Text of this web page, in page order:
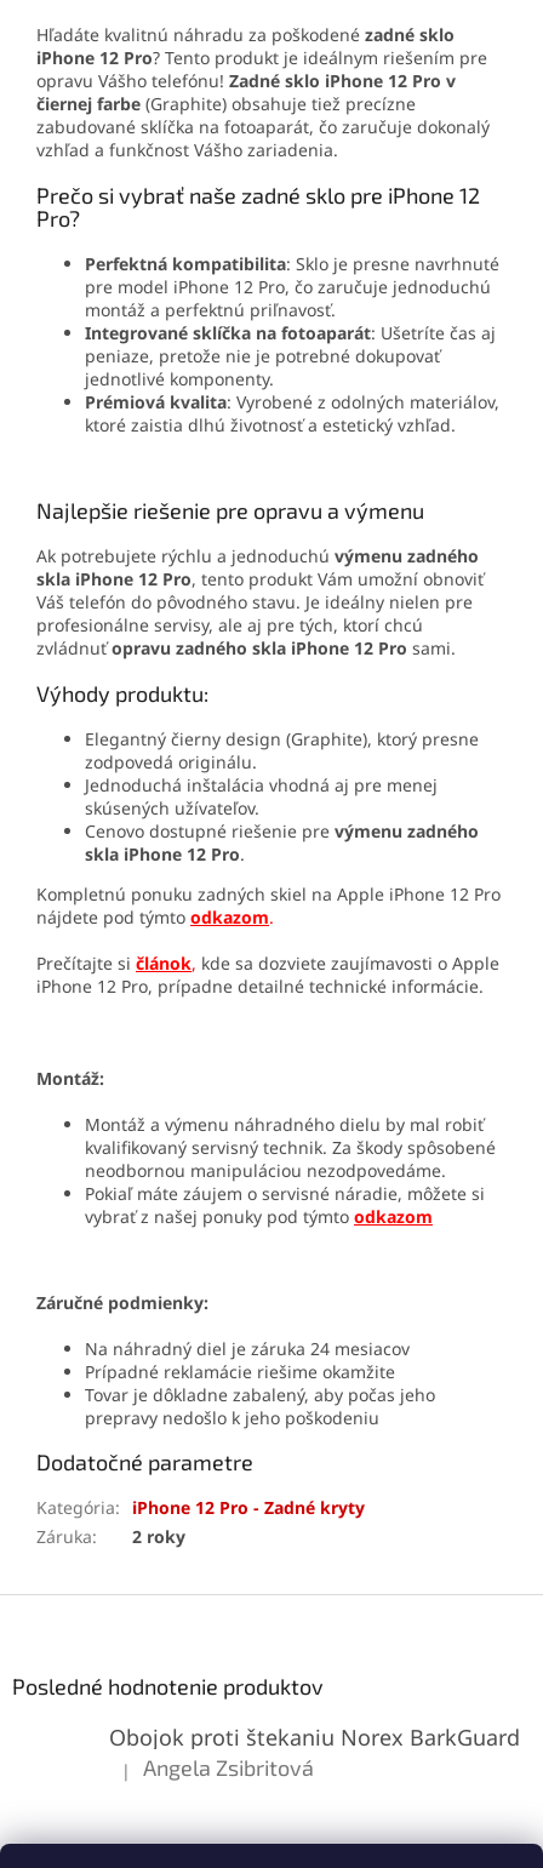
Hľadáte kvalitnú náhradu za poškodené zadné sklo
iPhone 12 Pro? Tento produkt je ideálnym riešením pre
opravu Vášho telefónu! Zadné sklo iPhone 12 Pro v
čiernej farbe (Graphite) obsahuje tiež precízne
zabudované sklíčka na fotoaparát, čo zaručuje dokonalý
vzhľad a funkčnost Vášho zariadenia.
Prečo si vybrať naše zadné sklo pre iPhone 12
Pro?
Perfektná kompatibilita: Sklo je presne navrhnuté
pre model iPhone 12 Pro, čo zaručuje jednoduchú
montáž a perfektnú priľnavosť.
Integrované sklíčka na fotoaparát: Ušetríte čas aj
peniaze, pretože nie je potrebné dokupovať
jednotlivé komponenty.
Prémiová kvalita: Vyrobené z odolných materiálov,
ktoré zaistia dlhú životnosť a estetický vzhľad.
Najlepšie riešenie pre opravu a výmenu
Ak potrebujete rýchlu a jednoduchú výmenu zadného
skla iPhone 12 Pro, tento produkt Vám umožní obnoviť
Váš telefón do pôvodného stavu. Je ideálny nielen pre
profesionálne servisy, ale aj pre tých, ktorí chcú
zvládnuť opravu zadného skla iPhone 12 Pro sami.
Výhody produktu:
Elegantný čierny design (Graphite), ktorý presne
zodpovedá originálu.
Jednoduchá inštalácia vhodná aj pre menej
skúsených užívateľov.
Cenovo dostupné riešenie pre výmenu zadného
skla iPhone 12 Pro.
Kompletnú ponuku zadných skiel na Apple iPhone 12 Pro
nájdete pod týmto odkazom.
Prečítajte si článok, kde sa dozviete zaujímavosti o Apple
iPhone 12 Pro, prípadne detailné technické informácie.
Montáž:
Montáž a výmenu náhradného dielu by mal robiť
kvalifikovaný servisný technik. Za škody spôsobené
neodbornou manipuláciou nezodpovedáme.
Pokiaľ máte záujem o servisné náradie, môžete si
vybrať z našej ponuky pod týmto odkazom
Záručné podmienky:
Na náhradný diel je záruka 24 mesiacov
Prípadné reklamácie riešime okamžite
Tovar je dôkladne zabalený, aby počas jeho
prepravy nedošlo k jeho poškodeniu
Dodatočné parametre
Kategória:
iPhone 12 Pro - Zadné kryty
Záruka: 2 roky
Posledné hodnotenie produktov
Obojok proti štekaniu Norex BarkGuard
Hodnotenie produktu je 5 z 5 hviezdičiek.
| Angela Zsibritová